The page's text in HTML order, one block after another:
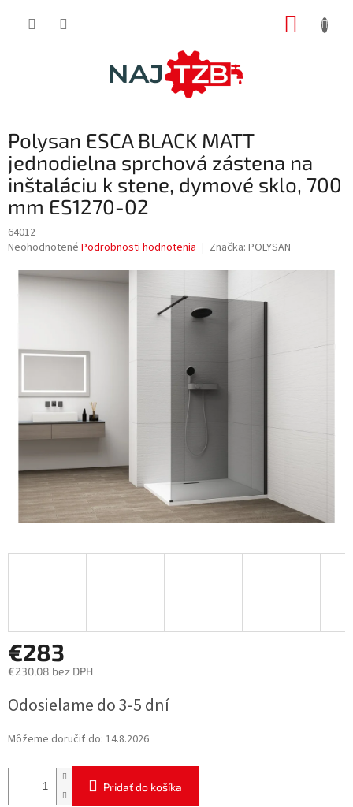
Polysan ESCA BLACK MATT
jednodielna sprchová zástena na
inštaláciu k stene, dymové sklo, 700
mm ES1270-02
64012
Priemerné
produktu
hviezdičiek.
Neohodnotené Podrobnosti hodnotenia Značka: POLYSAN
€283
€230,08 bez DPH
cena:
Odosielame do 3-5 dní
Môžeme doručiť do: 14.8.2026
Pridať do košíka